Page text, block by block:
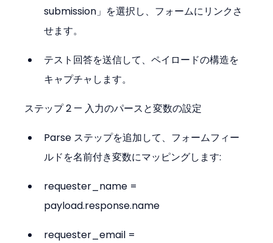
submission」を選択し、フォームにリンクさ
せます。
テスト回答を送信して、ペイロードの構造を
キャプチャします。
ステップ 2 — 入力のパースと変数の設定
Parse ステップを追加して、フォームフィー
ルドを名前付き変数にマッピングします:
requester_name =
payload.response.name
requester_email =